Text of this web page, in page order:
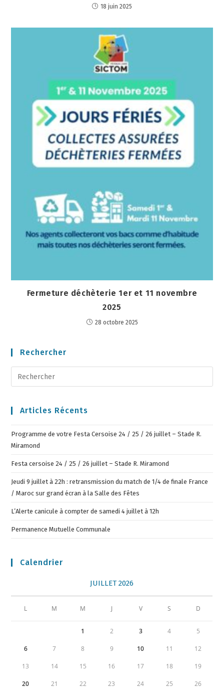
18 juin 2025
Fermeture déchèterie 1er et 11 novembre
2025
28 octobre 2025
Rechercher
Articles Récents
Programme de votre Festa Cersoise 24 / 25 / 26 juillet – Stade R.
Miramond
Festa cersoise 24 / 25 / 26 juillet – Stade R. Miramond
Jeudi 9 juillet à 22h : retransmission du match de 1/4 de finale France
/ Maroc sur grand écran à la Salle des Fêtes
L’Alerte canicule à compter de samedi 4 juillet à 12h
Permanence Mutuelle Communale
Calendrier
JUILLET 2026
L M M J V S D
1 2 3 4 5
6 7 8 9 10 11 12
13 14 15 16 17 18 19
20 21 22 23 24 25 26